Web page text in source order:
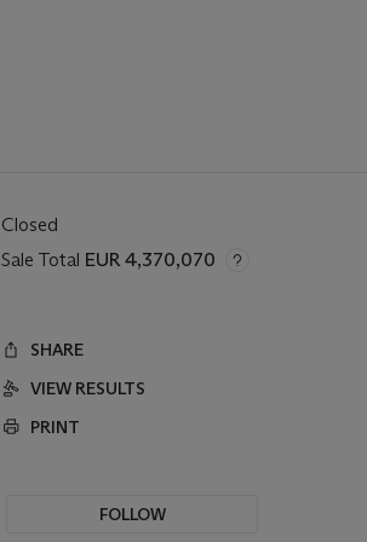
Closed
Sale Total EUR 4,370,070
SHARE
VIEW RESULTS
PRINT
FOLLOW